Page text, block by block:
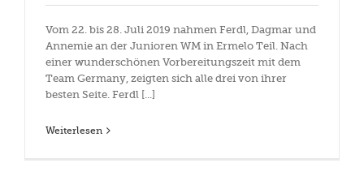
Vom 22. bis 28. Juli 2019 nahmen Ferdl, Dagmar und
Annemie an der Junioren WM in Ermelo Teil. Nach
einer wunderschönen Vorbereitungszeit mit dem
Team Germany, zeigten sich alle drei von ihrer
besten Seite. Ferdl [...]
Weiterlesen